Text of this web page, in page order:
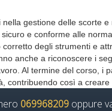
gestione delle scorte
e conforme alle
degli strumenti e
anche a riconoscere i
Al termine del corso, i
contribuendo così a
069968209 oppure